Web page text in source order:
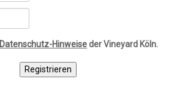
Datenschutz-Hinweiseder Vineyard Köln.
Registrieren